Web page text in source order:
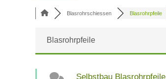
Blasrohrschiessen Blasrohrpfeile
Blasrohrpfeile
Selbstbau Blasrohrpfeile